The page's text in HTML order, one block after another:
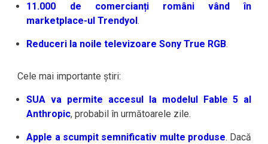
11.000 de comercianți români vând în
marketplace-ul Trendyol.
Reduceri la noile televizoare Sony True RGB.
Cele mai importante știri:
SUA va permite accesul la modelul Fable 5 al
Anthropic, probabil în următoarele zile.
Apple a scumpit semnificativ multe produse. Dacă